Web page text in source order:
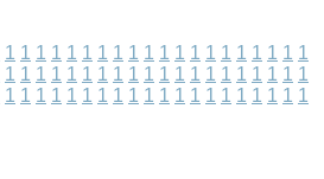
1 1 1 1 1 1 1 1 1 1 1 1 1 1 1 1 1 1 1 1
1 1 1 1 1 1 1 1 1 1 1 1 1 1 1 1 1 1 1 1
1 1 1 1 1 1 1 1 1 1 1 1 1 1 1 1 1 1 1 1